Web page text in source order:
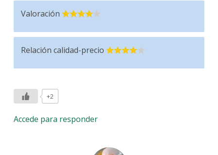
Valoración
Relación calidad-precio
+2
Accede para responder